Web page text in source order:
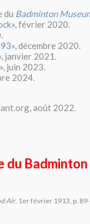
du Badminton
», février 2020.
», décembre 2020.
janvier 2021.
», juin 2023.
2024.
août 2022.
du Badminton
Air, 1er février 1913, p. 89